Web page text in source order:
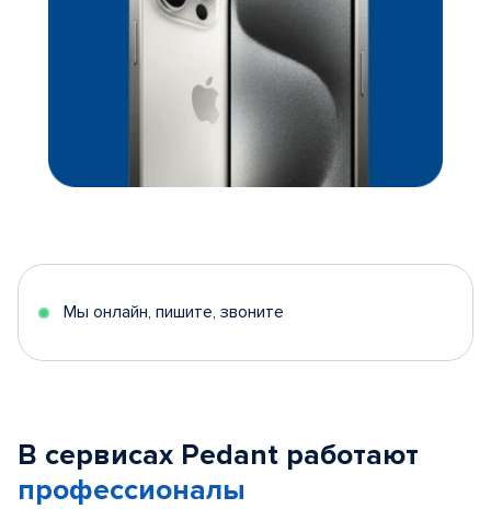
Мы онлайн, пишите, звоните
В сервисах Pedant работают
профессионалы